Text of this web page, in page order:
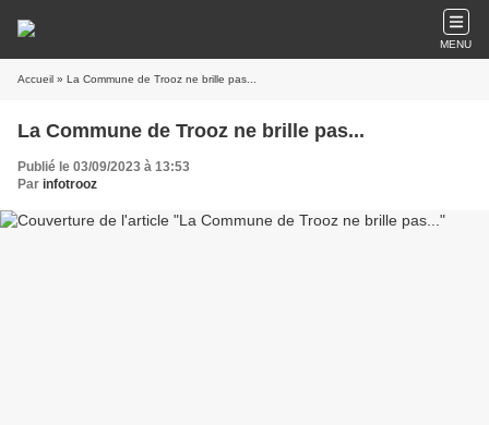
MENU
Accueil » La Commune de Trooz ne brille pas...
La Commune de Trooz ne brille pas...
Publié le 03/09/2023 à 13:53
Par infotrooz